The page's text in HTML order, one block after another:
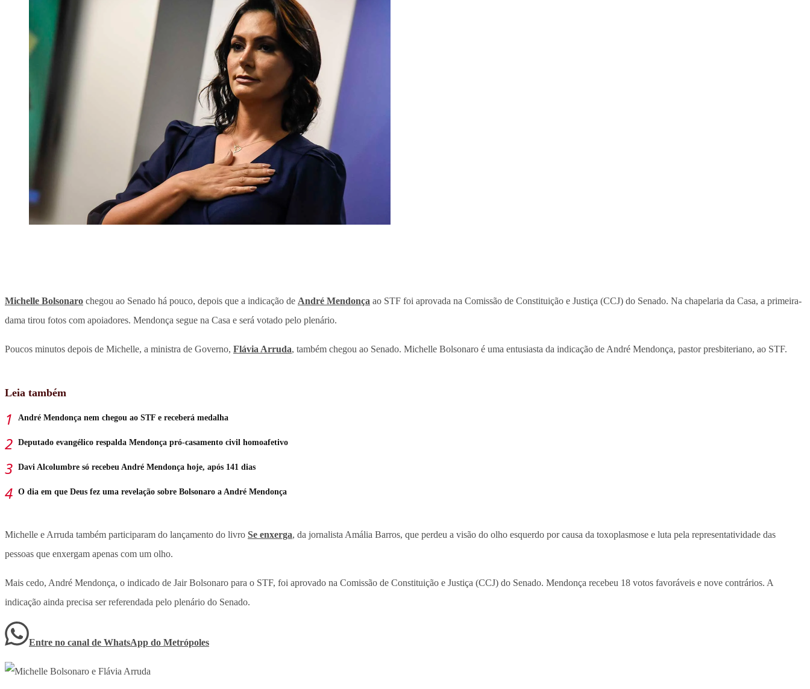
Michelle Bolsonaro chegou ao Senado há pouco, depois que a indicação de André Mendonça ao STF foi aprovada na Comissão de Constituição e Justiça (CCJ) do Senado. Na chapelaria da Casa, a primeira-
dama tirou fotos com apoiadores. Mendonça segue na Casa e será votado pelo plenário.
Poucos minutos depois de Michelle, a ministra de Governo, Flávia Arruda, também chegou ao Senado. Michelle Bolsonaro é uma entusiasta da indicação de André Mendonça, pastor presbiteriano, ao STF.
Leia também
André Mendonça nem chegou ao STF e receberá medalha
Deputado evangélico respalda Mendonça pró-casamento civil homoafetivo
Davi Alcolumbre só recebeu André Mendonça hoje, após 141 dias
O dia em que Deus fez uma revelação sobre Bolsonaro a André Mendonça
Michelle e Arruda também participaram do lançamento do livro Se enxerga, da jornalista Amália Barros, que perdeu a visão do olho esquerdo por causa da toxoplasmose e luta pela representatividade das
pessoas que enxergam apenas com um olho.
Mais cedo, André Mendonça, o indicado de Jair Bolsonaro para o STF, foi aprovado na Comissão de Constituição e Justiça (CCJ) do Senado. Mendonça recebeu 18 votos favoráveis e nove contrários. A
indicação ainda precisa ser referendada pelo plenário do Senado.
Entre no canal de WhatsApp do Metrópoles